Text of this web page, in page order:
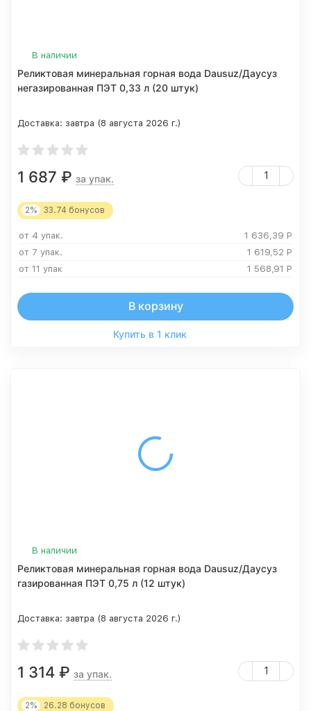
В наличии
Реликтовая минеральная горная вода Dausuz/Даусуз
негазированная ПЭТ 0,33 л (20 штук)
Доставка: завтра (8 августа 2026 г.)
1 687 ₽ за упак.
2% 33.74 бонусов
от 4 упак. 1 636,39 Р
от 7 упак.
1 619,52 Р
от 11 упак
1 568,91 Р
В корзину
Купить в 1 клик
В наличии
Реликтовая минеральная горная вода Dausuz/Даусуз
газированная ПЭТ 0,75 л (12 штук)
Доставка: завтра (8 августа 2026 г.)
1 314 ₽ за упак.
2% 26.28 бонусов